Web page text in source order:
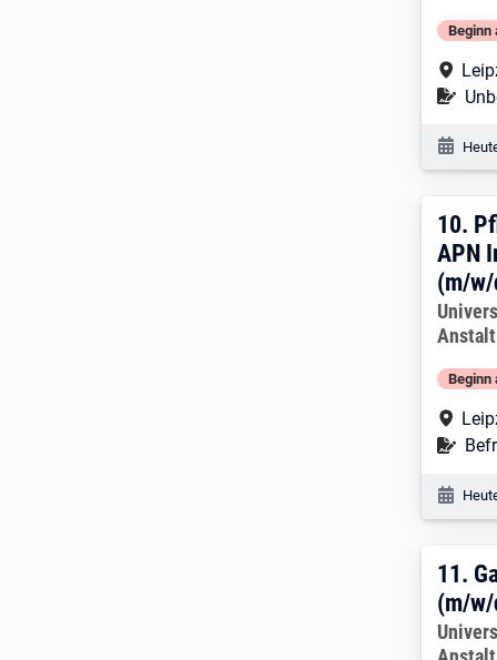
Beginn
10.
10.
APN
(m/
Beginn
11.
11.
(m/